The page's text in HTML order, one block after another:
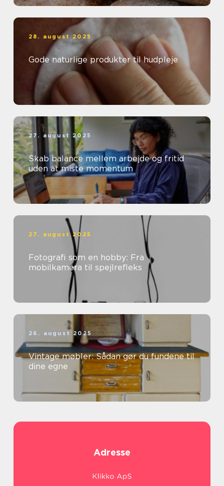
28. august 2025
Gode naturlige produkter til hudpleje
27. august 2025
Skab balance mellem arbejde og fritid
uden at miste momentum
27. august 2025
Fotografi som en hobby: Fra
mobilkamera til spejlrefleks
26. august 2025
Vintage møbler: Sådan gør du fundene til
dine egne
Adresse